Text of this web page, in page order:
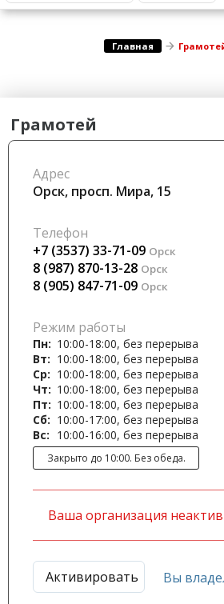
Бытовые услуги
СМИ и Реклама Главная
Грамотей
Адрес
Орск, просп. Мира, 15
Телефон
+7 (3537) 33-71-09 Орск
8 (987) 870-13-28 Орск
8 (905) 847-71-09 Орск
Режим работы
Пн: 10:00-18:00, без перерыва
Вт: 10:00-18:00, без перерыва
Ср: 10:00-18:00, без перерыва
Чт: 10:00-18:00, без перерыва
Пт: 10:00-18:00, без перерыва
Сб: 10:00-17:00, без перерыва
Вс: 10:00-16:00, без перерыва
Закрыто до 10:00. Без обеда.
Ваша организация
Активировать Вы